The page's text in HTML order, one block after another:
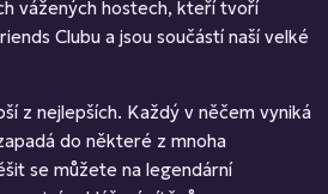
vážených hostech, kteří tvoří
Clubu a jsou součástí naší velké
z nejlepších. Každý v něčem vyniká
do některé z mnoha
se můžete na legendární